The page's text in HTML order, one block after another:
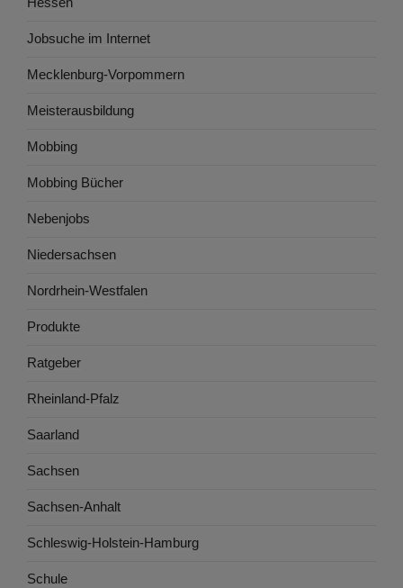
Jobsuche im Internet
Mecklenburg-Vorpommern
Meisterausbildung
Mobbing
Mobbing Bücher
Nebenjobs
Niedersachsen
Nordrhein-Westfalen
Produkte
Ratgeber
Rheinland-Pfalz
Saarland
Sachsen
Sachsen-Anhalt
Schleswig-Holstein-Hamburg
Schule